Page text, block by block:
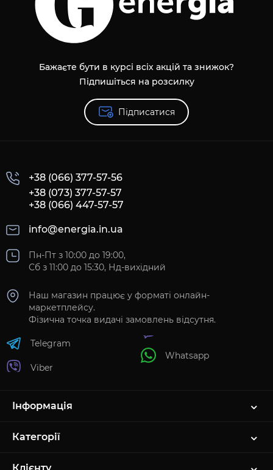
Бажаєте бути в курсі всіх акцій та знижок?
Підпишіться на розсилку
Підписатися
+38 (066) 377-57-56
+38 (073) 377-57-57
+38 (066) 447-57-57
info@energia.in.ua
Пн-Пт з 10:00 до 19:00,
Сб з 11:00 до 15:30, Нд-вихідний
Наш магазин працює у форматі онлайн-
маркетплейсу.
Фізична точка видачі замовлень відсутня.
Telegram
Viber
Whatsapp
Інформація
Категорії